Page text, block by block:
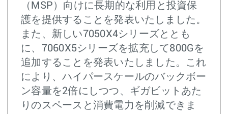
（MSP）向けに長期的な利用と投資保
護を提供することを発表いたしました。
また、新しい7050X4シリーズととも
に、7060X5シリーズを拡充して800Gを
追加することを発表いたしました。これ
により、ハイパースケールのバックボー
ン容量を2倍にしつつ、ギガビットあた
りのスペースと消費電力を削減できま